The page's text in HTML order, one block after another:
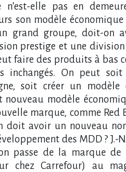
n’est-elle pas en
son modèle économique
grand groupe, doit-on
prestige et une
faire des produits à bas
inchangés. On peut soit
soit créer un modèle
nouveau modèle
marque, comme Red
doit avoir un nouveau
des MDD ? J.-
passe de la marque de
chez Carrefour) au